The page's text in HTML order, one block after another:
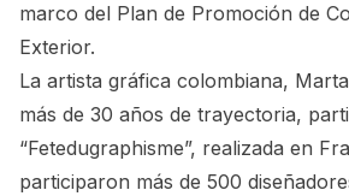
marco del Plan de Promoción de
Exterior.
La artista gráfica colombiana,
más de 30 años de trayectoria,
“Fetedugraphisme”, realizada en
participaron más de 500